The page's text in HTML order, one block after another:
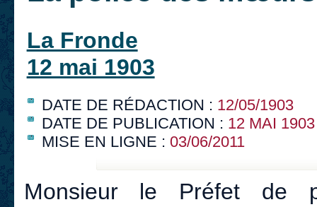
La Fronde
12 mai 1903
DATE DE RÉDACTION : 12/05/1903
DATE DE PUBLICATION : 12 MAI 1903
MISE EN LIGNE : 03/06/2011
Monsieur le Préfet de